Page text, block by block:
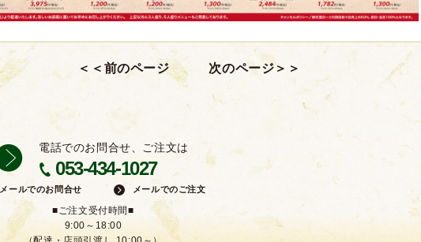
電話でのお問合せ、ご注文は
053-434-1027
メールでのお問合せ メールでのご注文
■ご注文受付時間■
9:00～18:00